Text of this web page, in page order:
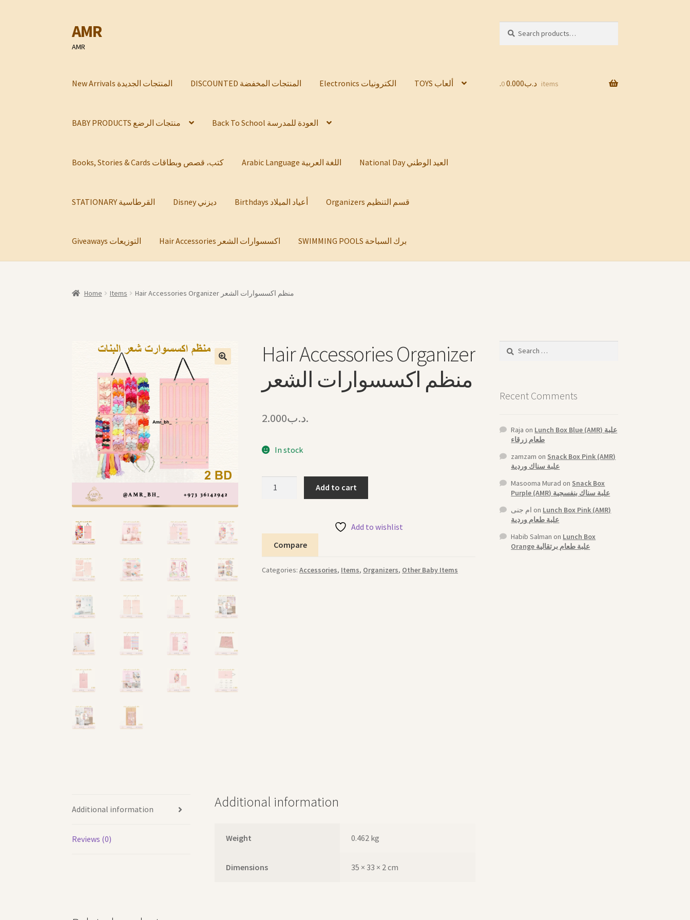
Skip
to
navigation
Skip
to
content
AMR
AMR
for:
New Arrivals المنتجات الجديدة DISCOUNTED المنتجات المخفضة Electronics الكترونيات TOYS ألعاب
BABY PRODUCTS منتجات الرضع Back To School العودة للمدرسة
Books, Stories & Cards كتب، قصص وبطاقات Arabic Language اللغة العربية National Day العيد الوطني
STATIONARY القرطاسية Disney ديزني Birthdays أعياد الميلاد Organizers قسم التنظيم
Giveaways التوزيعات Hair Accessories اكسسوارات الشعر SWIMMING POOLS برك السباحة
.د.ب0.000 0 items
Home Items Hair Accessories Organizer منظم اكسسوارات الشعر
Hair Accessories Organizer
منظم اكسسوارات الشعر
.د.ب2.000
In stock
اكسسوارات
الشعر
quantity
Add to cart
Add to wishlist
Compare
Categories:Accessories, Items, Organizers, Other Baby Items
Additional information
Reviews (0)
Additional information
Weight 0.462 kg
Dimensions 35 × 33 × 2 cm
Search
Recent Comments
Raja on Lunch Box Blue (AMR) علبة
طعام زرقاء
zamzam on Snack Box Pink (AMR)
علبة سناك وردية
Masooma Murad on Snack Box
Purple (AMR) علبة سناك بنفسجية
ام جنى on Lunch Box Pink (AMR)
علبة طعام وردية
Habib Salman on Lunch Box
Orange علبة طعام برتقالية